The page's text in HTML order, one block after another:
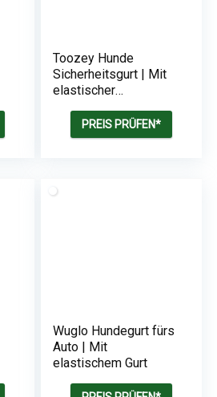
Toozey Hunde
Sicherheitsgurt | Mit
elastischer
PREIS PRÜFEN*
Wuglo Hundegurt fürs
Auto | Mit
elastischem Gurt